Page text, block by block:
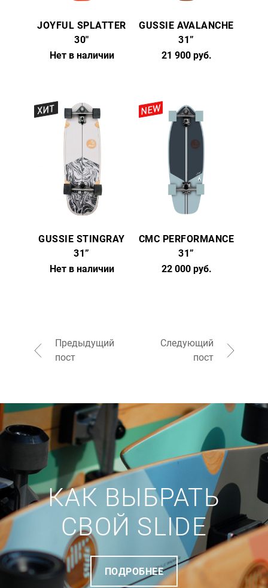
JOYFUL SPLATTER
30"
Нет в наличии
GUSSIE AVALANCHE
31”
21 900 руб.
ХИТ
GUSSIE STINGRAY
31”
Нет в наличии
NEW
CMC PERFORMANCE
31”
22 000 руб.
Предыдущий
пост
Следующий
пост
КАК ВЫБРАТЬ
СВОЙ SLIDE
ПОДРОБНЕЕ